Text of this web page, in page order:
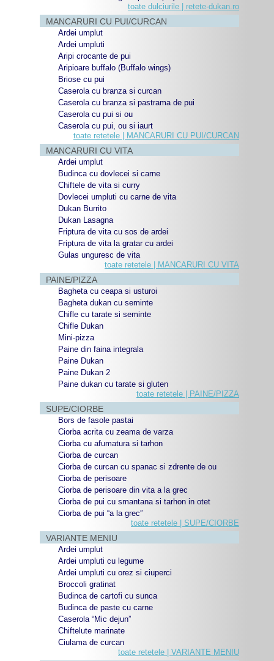
toate dulciurile | retete-dukan.ro
MANCARURI CU PUI/CURCAN
Ardei umplut
Ardei umpluti
Aripi crocante de pui
Aripioare buffalo (Buffalo wings)
Briose cu pui
Caserola cu branza si curcan
Caserola cu branza si pastrama de pui
Caserola cu pui si ou
Caserola cu pui, ou si iaurt
toate retetele | MANCARURI CU PUI/CURCAN
MANCARURI CU VITA
Ardei umplut
Budinca cu dovlecei si carne
Chiftele de vita si curry
Dovlecei umpluti cu carne de vita
Dukan Burrito
Dukan Lasagna
Friptura de vita cu sos de ardei
Friptura de vita la gratar cu ardei
Gulas unguresc de vita
toate retetele | MANCARURI CU VITA
PAINE/PIZZA
Bagheta cu ceapa si usturoi
Bagheta dukan cu seminte
Chifle cu tarate si seminte
Chifle Dukan
Mini-pizza
Paine din faina integrala
Paine Dukan
Paine Dukan 2
Paine dukan cu tarate si gluten
toate retetele | PAINE/PIZZA
SUPE/CIORBE
Bors de fasole pastai
Ciorba acrita cu zeama de varza
Ciorba cu afumatura si tarhon
Ciorba de curcan
Ciorba de curcan cu spanac si zdrente de ou
Ciorba de perisoare
Ciorba de perisoare din vita a la grec
Ciorba de pui cu smantana si tarhon in otet
Ciorba de pui “a la grec”
toate retetele | SUPE/CIORBE
VARIANTE MENIU
Ardei umplut
Ardei umpluti cu legume
Ardei umpluti cu orez si ciuperci
Broccoli gratinat
Budinca de cartofi cu sunca
Budinca de paste cu carne
Caserola “Mic dejun”
Chiftelute marinate
Ciulama de curcan
toate retetele | VARIANTE MENIU